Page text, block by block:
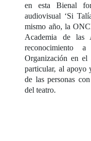
en esta Bienal
audiovisual ‘Si
mismo año, la
Academia de las
reconocimiento
Organización en
particular, al apoyo
de las personas
del teatro.